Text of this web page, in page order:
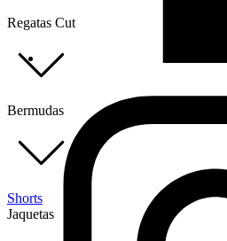
Regatas Cut
Bermudas
Shorts
Jaquetas